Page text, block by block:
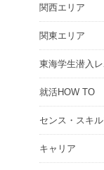
関西エリア
関東エリア
東海学生潜入
就活HOW TO
センス・スキ
キャリア